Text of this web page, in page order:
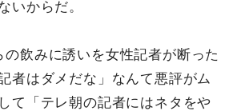
いからだ。
飲みに誘いを女性記者が断った
者はダメだな」なんて悪評がム
て「テレ朝の記者にはネタをや